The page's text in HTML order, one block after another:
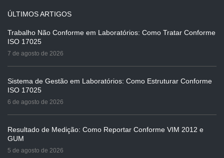
ÚLTIMOS ARTIGOS
Trabalho Não Conforme em Laboratórios: Como Tratar Conforme
ISO 17025
7 de agosto de 2026
Sistema de Gestão em Laboratórios: Como Estruturar Conforme
ISO 17025
6 de agosto de 2026
Resultado de Medição: Como Reportar Conforme VIM 2012 e
GUM
5 de agosto de 2026